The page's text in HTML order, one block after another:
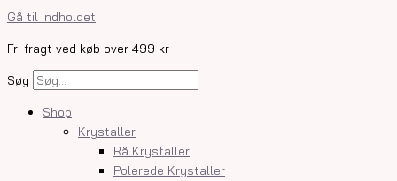
Gå til indholdet
Fri fragt ved køb over 499 kr
Søg
Shop
Krystaller
Rå Krystaller
Polerede Krystaller